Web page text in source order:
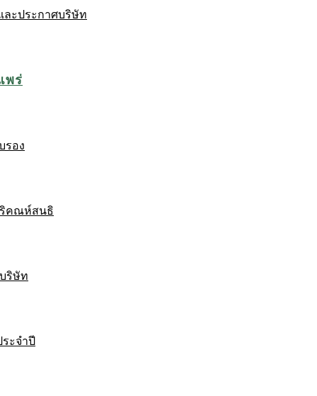
ละประกาศบริษัท
พร่
รอง
คณห์สนธิ
ริษัท
ะจำปี